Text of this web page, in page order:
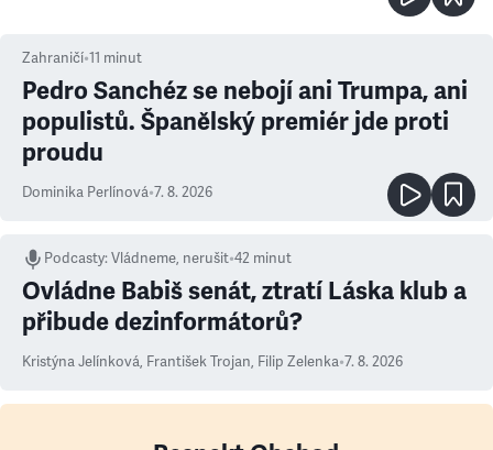
Zahraničí•11 minut
Pedro Sanchéz se nebojí ani Trumpa, ani
populistů. Španělský premiér jde proti
proudu
Dominika Perlínová•7. 8. 2026
Podcasty:Vládneme, nerušit•42 minut
Ovládne Babiš senát, ztratí Láska klub a
přibude dezinformátorů?
Kristýna Jelínková, František Trojan, Filip Zelenka•7. 8. 2026